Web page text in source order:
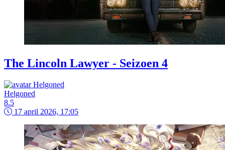
The Lincoln Lawyer - Seizoen 4
Helgoned
8.5
17 april 2026, 17:05